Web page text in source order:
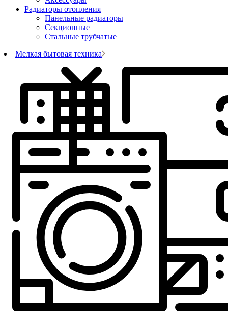
Радиаторы отопления
Панельные радиаторы
Секционные
Стальные трубчатые
Мелкая бытовая техника